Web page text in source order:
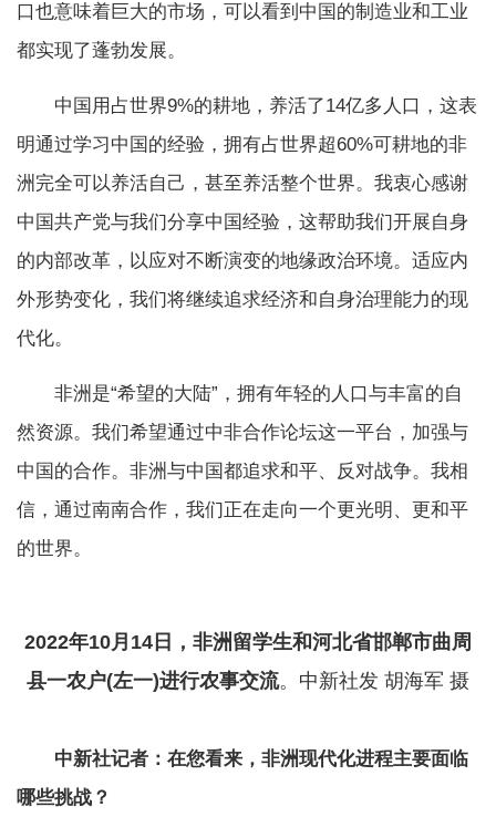
口也意味着巨大的市场，可以看到中国的制造业和工业
都实现了蓬勃发展。
中国用占世界9%的耕地，养活了14亿多人口，这表
明通过学习中国的经验，拥有占世界超60%可耕地的非
洲完全可以养活自己，甚至养活整个世界。我衷心感谢
中国共产党与我们分享中国经验，这帮助我们开展自身
的内部改革，以应对不断演变的地缘政治环境。适应内
外形势变化，我们将继续追求经济和自身治理能力的现
代化。
非洲是“希望的大陆”，拥有年轻的人口与丰富的自
然资源。我们希望通过中非合作论坛这一平台，加强与
中国的合作。非洲与中国都追求和平、反对战争。我相
信，通过南南合作，我们正在走向一个更光明、更和平
的世界。
2022年10月14日，非洲留学生和河北省邯郸市曲周
县一农户(左一)进行农事交流。中新社发 胡海军 摄
中新社记者：在您看来，非洲现代化进程主要面临
哪些挑战？